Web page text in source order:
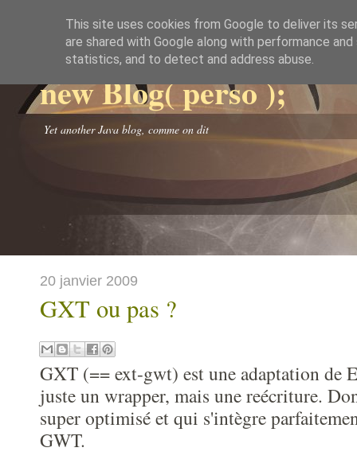
new Blog( perso );
Yet another Java blog, comme on dit
20 janvier 2009
GXT ou pas ?
GXT (== ext-gwt) est une adaptation de
juste un wrapper, mais une reécriture.
super optimisé et qui s'intègre
GWT.
This site uses cookies from Google to deliver its
are shared with Google along with performance
statistics, and to detect and address abuse.